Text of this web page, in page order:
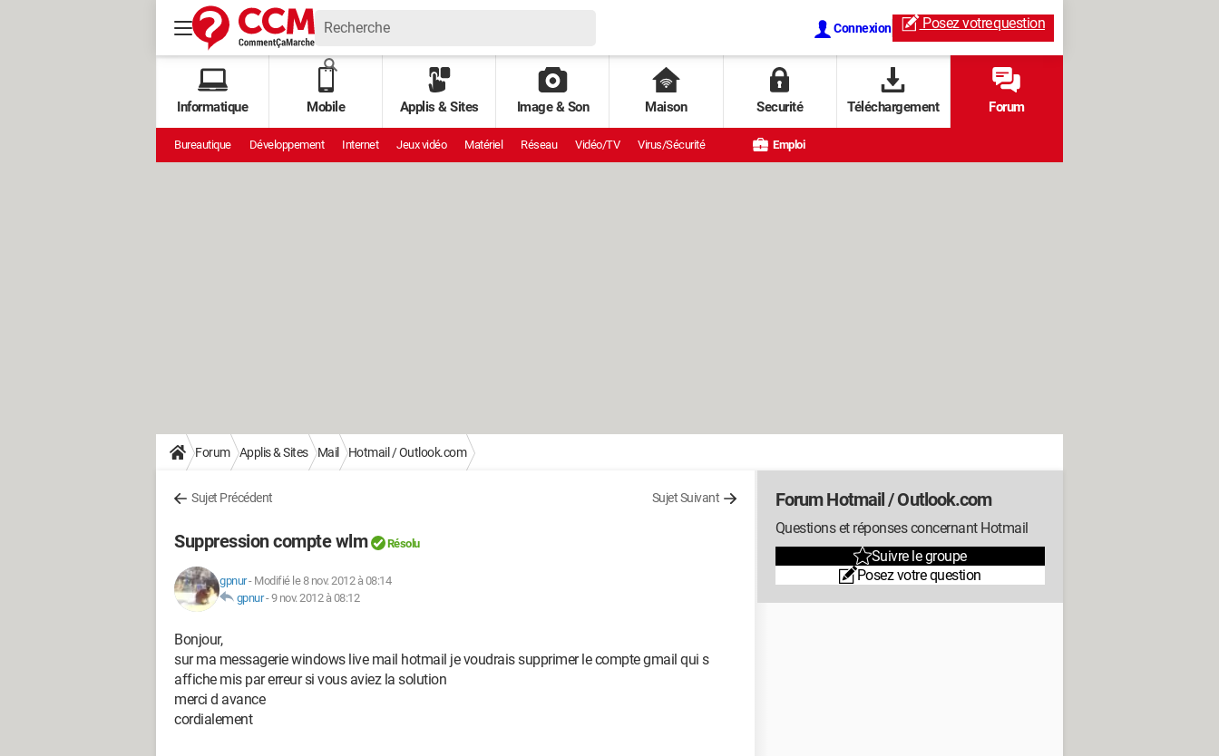
Connexion Posez votrequestion
Informatique Mobile Applis & Sites Image & Son Maison Securité Téléchargement Forum
Bureautique Développement Internet Jeux vidéo Matériel Réseau Vidéo/TV Virus/Sécurité Emploi
Forum Applis & Sites Mail Hotmail / Outlook.com
Sujet Précédent Sujet Suivant
Suppression compte wlm Résolu
gpnur- Modifié le 8 nov. 2012 à 08:14
gpnur-9 nov. 2012 à 08:12
Bonjour,
sur ma messagerie windows live mail hotmail je voudrais supprimer le compte gmail qui s
affiche mis par erreur si vous aviez la solution
merci d avance
cordialement
Forum Hotmail / Outlook.com
Questions et réponses concernant Hotmail
Suivre le groupe
Posez votre question